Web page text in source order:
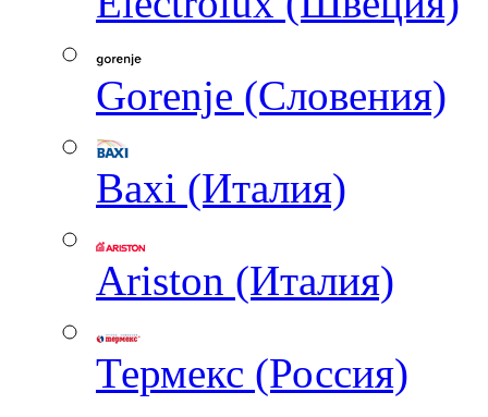
Gorenje (Словения)
Baxi (Италия)
Ariston (Италия)
Термекс (Россия)